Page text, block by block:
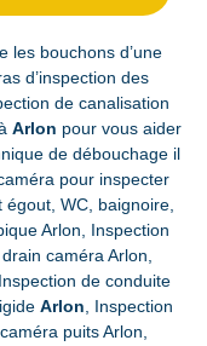
les bouchons d’une
d’inspection des
de canalisation
Arlon pour vous aider
de débouchage il
pour inspecter
WC, baignoire,
Arlon, Inspection
drain caméra Arlon,
de conduite
Arlon , Inspection
puits Arlon,